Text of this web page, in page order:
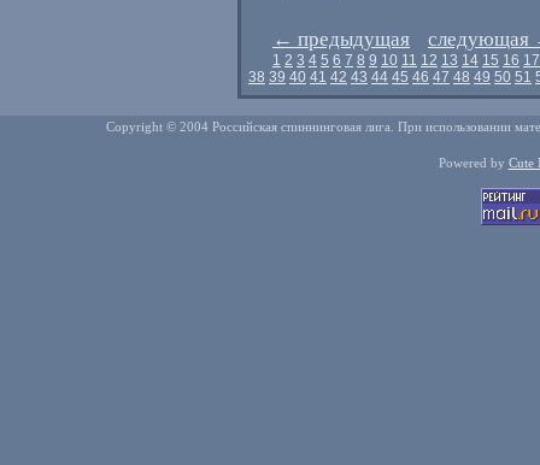
← предыдущая следующая
1 2 3 4 5 6 7 8 9 10 11 12 13 14 15 16 17
38 39 40 41 42 43 44 45 46 47 48 49 50 51
Copyright © 2004 Российская спиннинговая лига. При использовании
Powered by Cute